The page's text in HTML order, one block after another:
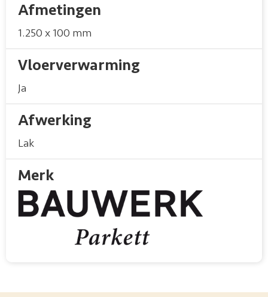
Afmetingen
1.250 x 100 mm
Vloerverwarming
Ja
Afwerking
Lak
Merk